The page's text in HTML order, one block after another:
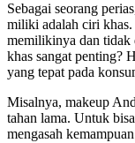
Sebagai seorang
miliki adalah ciri
memilikinya dan
khas sangat penting?
yang tepat pada
Misalnya, makeup
tahan lama. Untuk
mengasah